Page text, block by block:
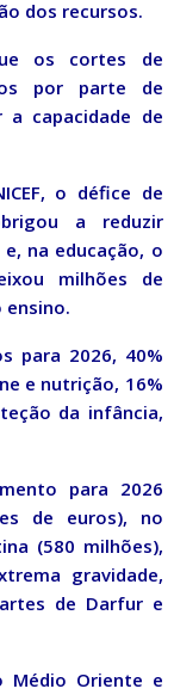
dos recursos.
os cortes de
por parte de
capacidade de
o défice de
a reduzir
na educação, o
milhões de
ensino.
para 2026, 40%
e nutrição, 16%
da infância,
para 2026
de euros), no
(580 milhões),
gravidade,
de Darfur e
Médio Oriente e